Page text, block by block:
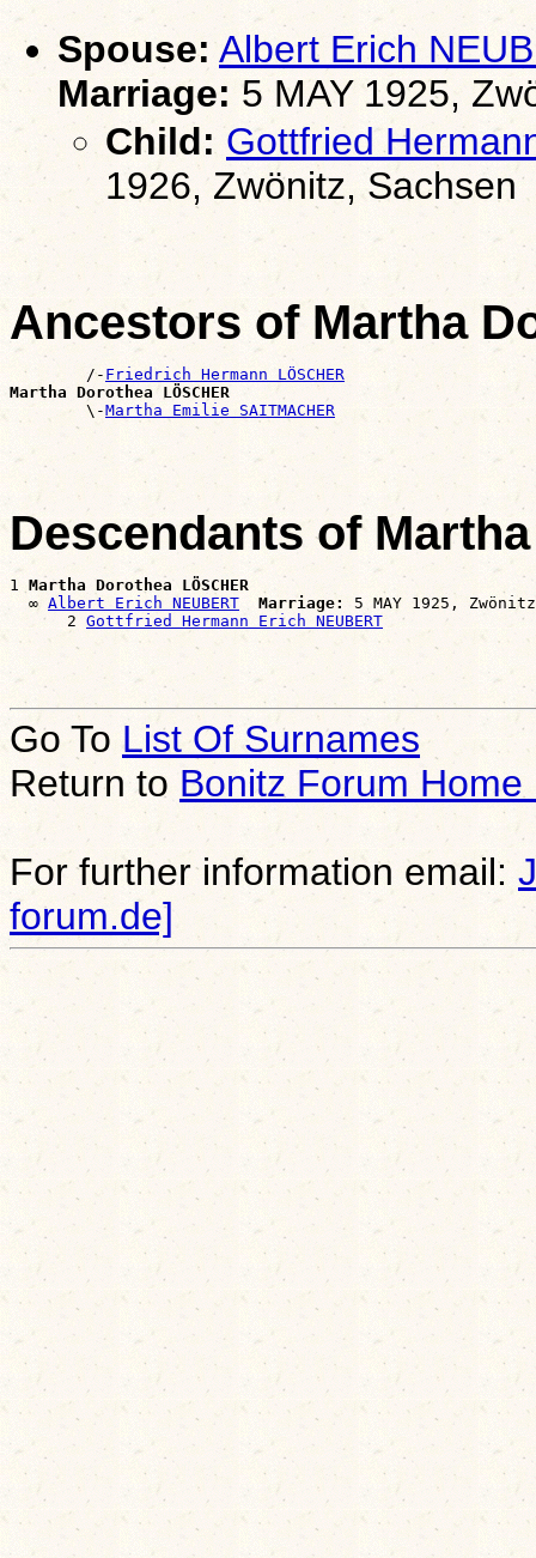
Spouse: Albert Erich
Marriage: 5 MAY 1925,
Child: Gottfried
1926, Zwönitz, Sachsen
Ancestors of Martha
        /-
Friedrich Hermann LÖSCHER
Martha Dorothea LÖSCHER
\-Martha Emilie SAITMACHER
Descendants of
1 Martha Dorothea LÖSCHER
  ∞
Albert Erich NEUBERT Marriage:
5 MAY 1925,
      2
Gottfried Hermann Erich NEUBERT
Go To List Of Surnames
Return to Bonitz Forum Home
For further information email:
forum.de]